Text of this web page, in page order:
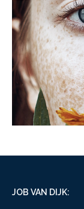
JOB VAN DIJK: